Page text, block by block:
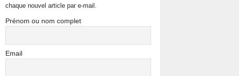
chaque nouvel article par e-mail.
Prénom ou nom complet
Email